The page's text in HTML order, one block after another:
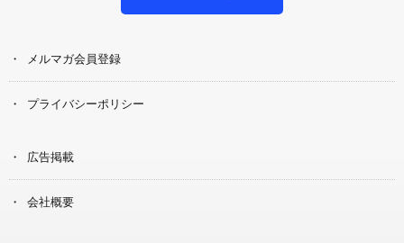
メルマガ会員登録
プライバシーポリシー
広告掲載
会社概要